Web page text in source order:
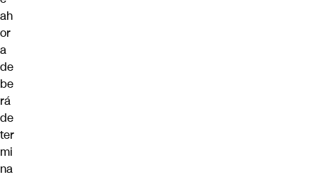
ah
or
a
de
be
rá
de
ter
mi
na